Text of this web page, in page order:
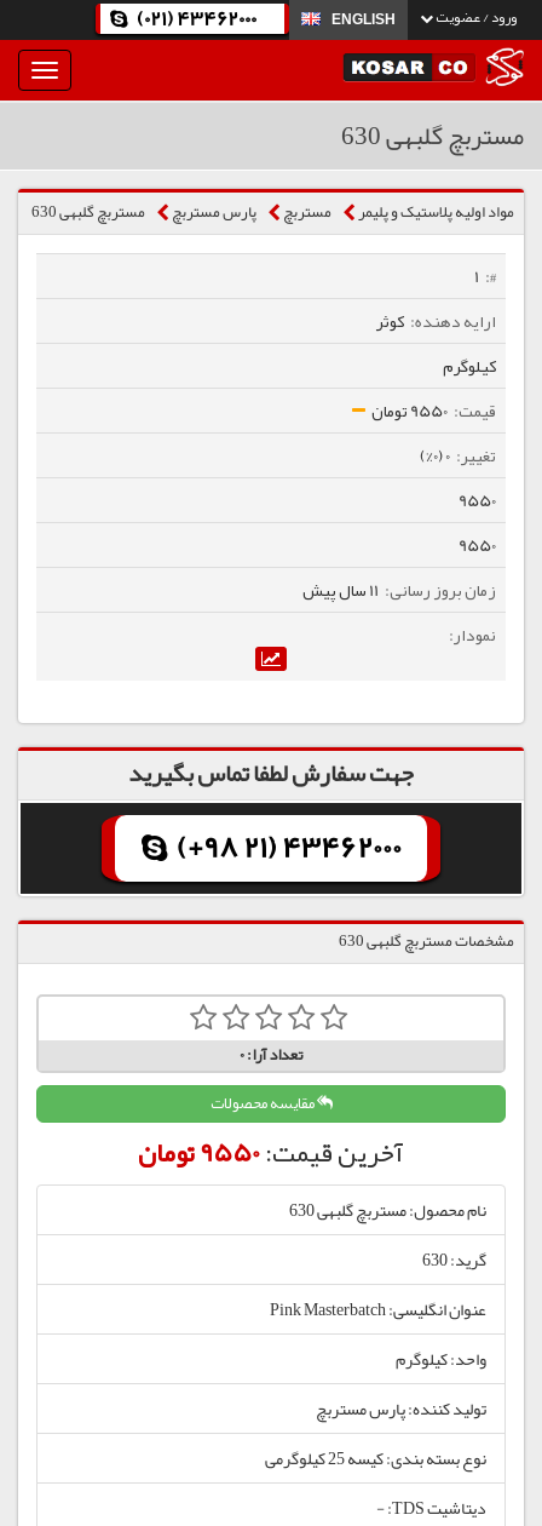
ورود / عضویت ENGLISH
(021) 43462000
بار
و
مستربچ گلبهی 630
مواد اولیه پلاستیک و پلیمر مستربچ پارس مستربچ مستربچ گلبهی 630
1
کوثر
کیلوگرم
9550 تومان
0 (0%)
9550
9550
11 سال پیش
جهت سفارش لطفا تماس بگیرید
(+98 21) 43462000
مشخصات مستربچ گلبهی 630
تعداد آرا:0
مقایسه محصولات
آخرین قیمت:9550 تومان
نام محصول: مستربچ گلبهی 630
گرید: 630
عنوان انگلیسی: Pink Masterbatch
واحد: کیلوگرم
تولید کننده: پارس مستربچ
نوع بسته بندی: کیسه 25 کیلوگرمی
دیتاشیت TDS: -